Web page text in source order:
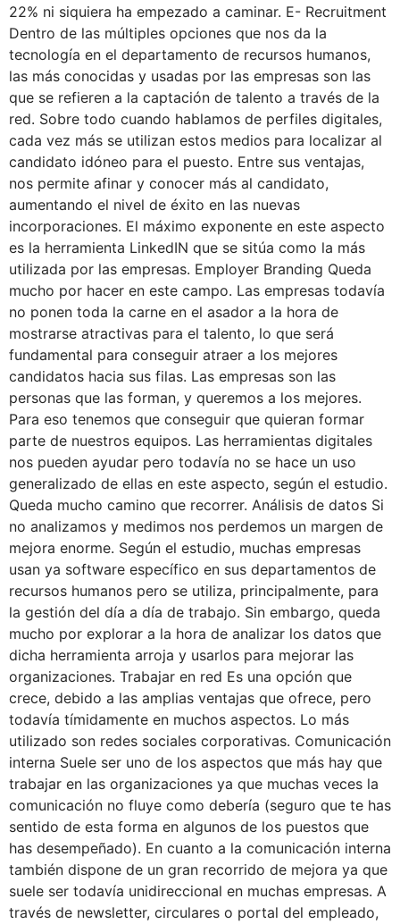
22% ni siquiera ha empezado a caminar. E- Recruitment
Dentro de las múltiples opciones que nos da la
tecnología en el departamento de recursos humanos,
las más conocidas y usadas por las empresas son las
que se refieren a la captación de talento a través de la
red. Sobre todo cuando hablamos de perfiles digitales,
cada vez más se utilizan estos medios para localizar al
candidato idóneo para el puesto. Entre sus ventajas,
nos permite afinar y conocer más al candidato,
aumentando el nivel de éxito en las nuevas
incorporaciones. El máximo exponente en este aspecto
es la herramienta LinkedIN que se sitúa como la más
utilizada por las empresas. Employer Branding Queda
mucho por hacer en este campo. Las empresas todavía
no ponen toda la carne en el asador a la hora de
mostrarse atractivas para el talento, lo que será
fundamental para conseguir atraer a los mejores
candidatos hacia sus filas. Las empresas son las
personas que las forman, y queremos a los mejores.
Para eso tenemos que conseguir que quieran formar
parte de nuestros equipos. Las herramientas digitales
nos pueden ayudar pero todavía no se hace un uso
generalizado de ellas en este aspecto, según el estudio.
Queda mucho camino que recorrer. Análisis de datos Si
no analizamos y medimos nos perdemos un margen de
mejora enorme. Según el estudio, muchas empresas
usan ya software específico en sus departamentos de
recursos humanos pero se utiliza, principalmente, para
la gestión del día a día de trabajo. Sin embargo, queda
mucho por explorar a la hora de analizar los datos que
dicha herramienta arroja y usarlos para mejorar las
organizaciones. Trabajar en red Es una opción que
crece, debido a las amplias ventajas que ofrece, pero
todavía tímidamente en muchos aspectos. Lo más
utilizado son redes sociales corporativas. Comunicación
interna Suele ser uno de los aspectos que más hay que
trabajar en las organizaciones ya que muchas veces la
comunicación no fluye como debería (seguro que te has
sentido de esta forma en algunos de los puestos que
has desempeñado). En cuanto a la comunicación interna
también dispone de un gran recorrido de mejora ya que
suele ser todavía unidireccional en muchas empresas. A
través de newsletter, circulares o portal del empleado,